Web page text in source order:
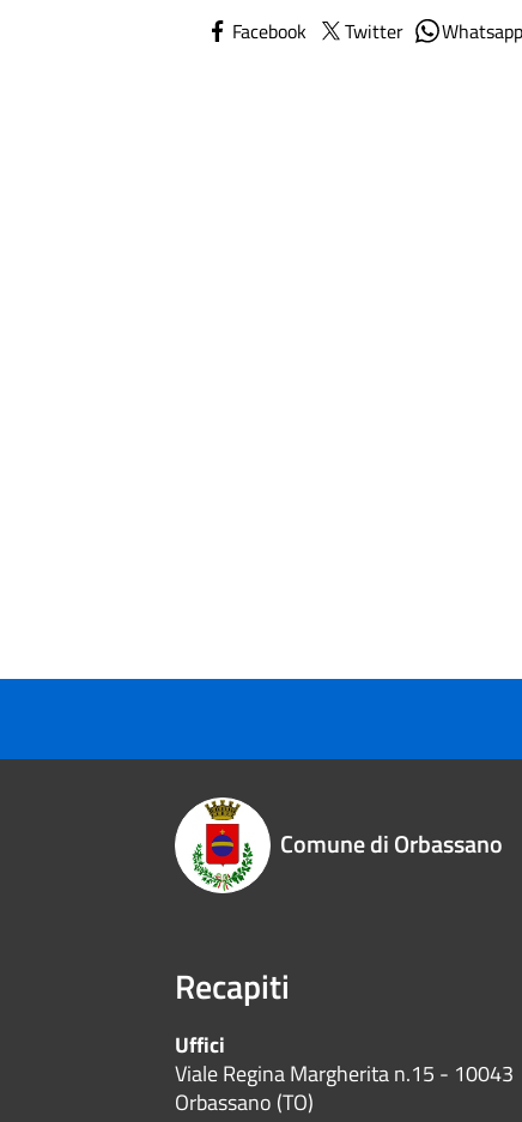
Facebook Twitter Whatsapp
Comune di Orbassano
Recapiti
Uffici
Viale Regina Margherita n.15 - 10043
Orbassano (TO)